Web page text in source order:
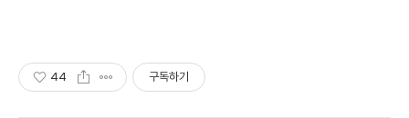
44 구독하기